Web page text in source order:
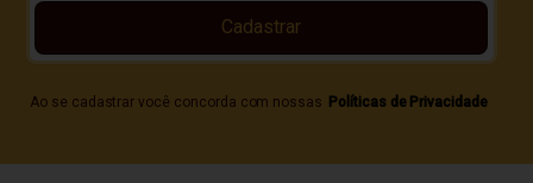
Ao se cadastrar você concorda com nossas Políticas de Privacidade
Cadastrar